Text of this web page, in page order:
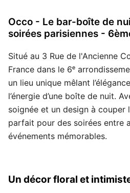
Occo - Le bar-boîte de
soirées parisiennes -
Situé au 3 Rue de l'Ancienne
France dans le 6ᵉ
un lieu unique mêlant
l’énergie d’une boîte de nuit.
soignée et un design à
parfait pour des soirées entre
événements mémorables.
Un décor floral et